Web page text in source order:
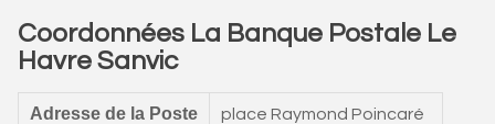
Coordonnées La Banque Postale Le
Havre Sanvic
Adresse de la Poste place Raymond Poincaré